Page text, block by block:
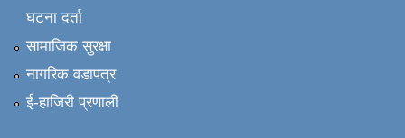
घटना दर्ता
सामाजिक सुरक्षा
नागरिक वडापत्र
ई-हाजिरी प्रणाली